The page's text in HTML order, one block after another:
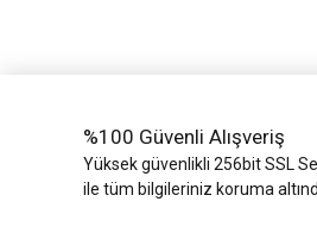
%100 Güvenli Alışveriş
Yüksek güvenlikli 256bit SSL
ile tüm bilgileriniz koruma